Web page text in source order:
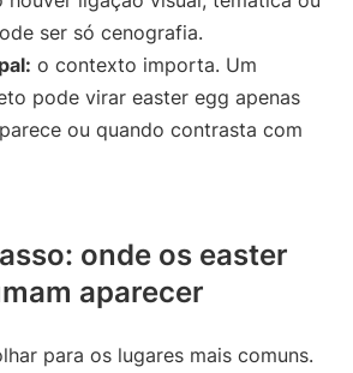
ser só cenografia.
o contexto importa. Um
pode virar easter egg apenas
ou quando contrasta com
onde os easter
aparecer
para os lugares mais comuns.